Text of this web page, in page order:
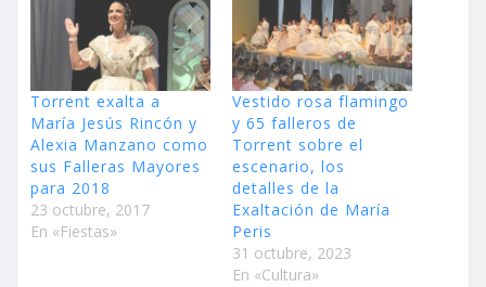
Torrent exalta a
María Jesús Rincón y
Alexia Manzano como
sus Falleras Mayores
para 2018
23 octubre, 2017
En «Fiestas»
Vestido rosa flamingo
y 65 falleros de
Torrent sobre el
escenario, los
detalles de la
Exaltación de María
Peris
31 octubre, 2023
En «Cultura»